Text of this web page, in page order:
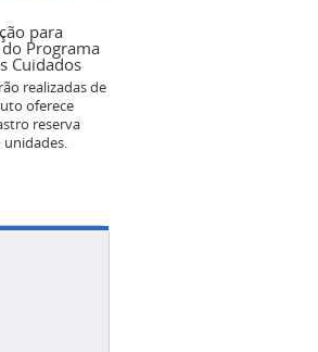
para
Programa
Cuidados
realizadas de
oferece
reserva
unidades.